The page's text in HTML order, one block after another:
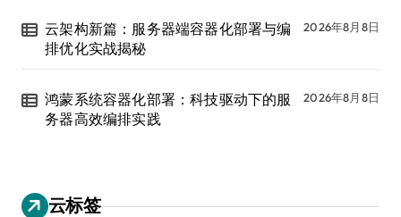
云架构新篇：服务器端容器化部署与编
排优化实战揭秘
2026年8月8日
鸿蒙系统容器化部署：科技驱动下的服
务器高效编排实践
2026年8月8日
云标签